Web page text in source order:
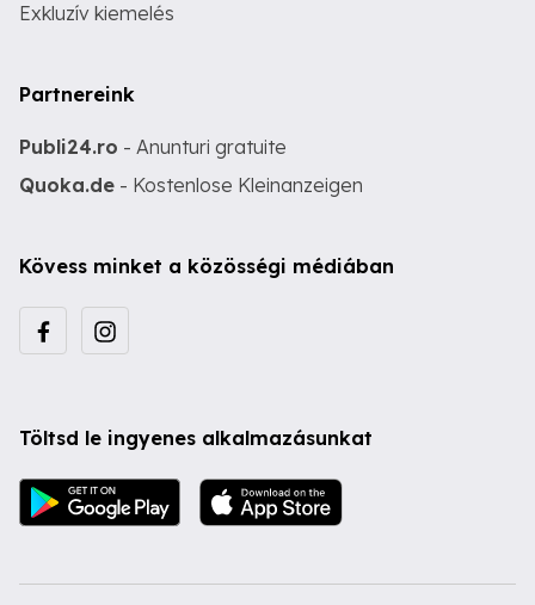
Exkluzív kiemelés
Partnereink
Publi24.ro - Anunturi gratuite
Quoka.de - Kostenlose Kleinanzeigen
Kövess minket a közösségi médiában
Töltsd le ingyenes alkalmazásunkat